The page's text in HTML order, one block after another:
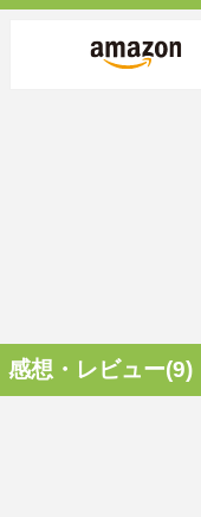
感想・レビュー(9)